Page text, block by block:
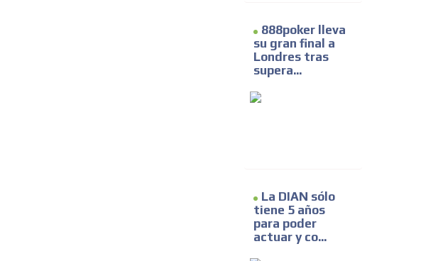
888poker lleva
su gran final a
Londres tras
supera...
La DIAN sólo
tiene 5 años
para poder
actuar y co...